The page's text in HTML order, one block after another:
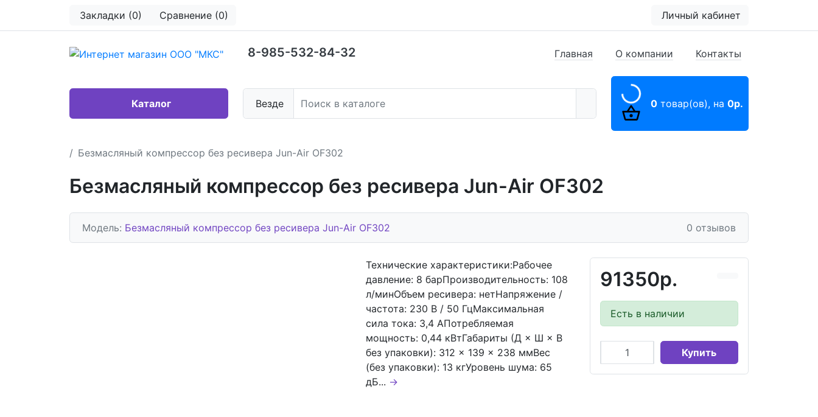
Закладки (0) Сравнение (0) Личный кабинет
8-985-532-84-32
Везде
Главная О компании Контакты
0 товар(ов), на 0р.
Каталог
Безмасляный компрессор без ресивера Jun-Air OF302
Безмасляный компрессор без ресивера Jun-Air OF302
Модель: Безмасляный компрессор без ресивера Jun-Air OF302 0 отзывов
91350р.
Есть в наличии
Купить
Технические характеристики:Рабочее
давление: 8 барПроизводительность: 108
л/минОбъем ресивера: нетНапряжение /
частота: 230 В / 50 ГцМаксимальная
сила тока: 3,4 АПотребляемая
мощность: 0,44 кВтГабариты (Д × Ш × В
без упаковки): 312 × 139 × 238 ммВес
(без упаковки): 13 кгУровень шума: 65
дБ... →